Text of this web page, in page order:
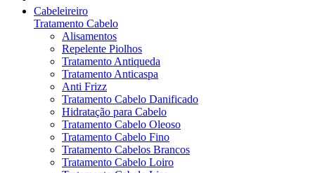
Cabeleireiro
Tratamento Cabelo
Alisamentos
Repelente Piolhos
Tratamento Antiqueda
Tratamento Anticaspa
Anti Frizz
Tratamento Cabelo Danificado
Hidratação para Cabelo
Tratamento Cabelo Oleoso
Tratamento Cabelo Fino
Tratamento Cabelos Brancos
Tratamento Cabelo Loiro